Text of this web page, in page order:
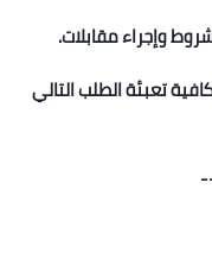
تعبئة الطلب التالي